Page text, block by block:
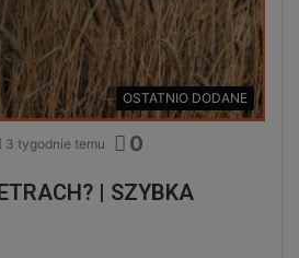
OSTATNIO DODANE
3 tygodnie temu 0
| SZYBKA